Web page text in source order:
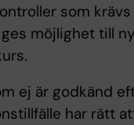
som krävs
möjlighet till
ej är godkänd
har rätt